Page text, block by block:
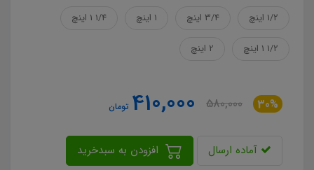
1/2 اینچ
3/4 اینچ 1 اینچ 1/4 1 اینچ
1/2 1 اینچ 2 اینچ
30%
580,000
410,000 تومان
آماده ارسال